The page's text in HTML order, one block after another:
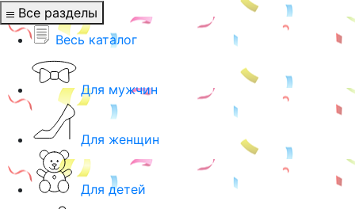
Все разделы
Весь каталог
Для мужчин
Для женщин
Для детей